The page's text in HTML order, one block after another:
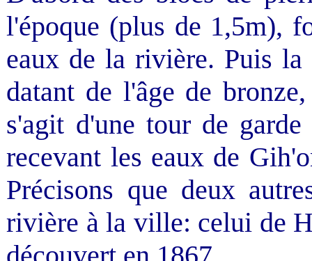
l'époque (plus de 1,5m),
eaux de la rivière. Puis la
datant de l'âge de
s'agit d'une tour de
recevant les eaux de
Précisons que deux
rivière à la ville: celui de